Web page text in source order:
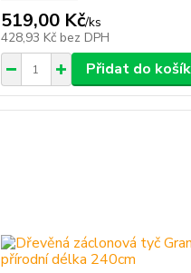
519,00 Kč/ks
428,93 Kč bez DPH
Přidat do